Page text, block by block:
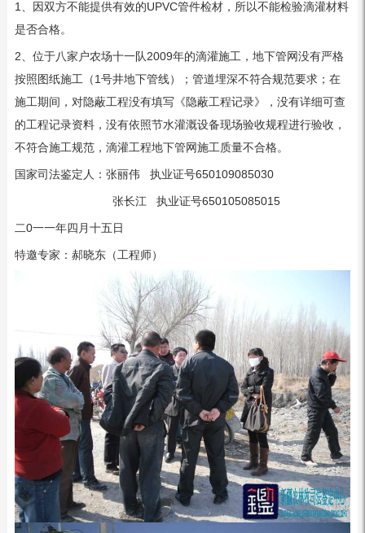
1、因双方不能提供有效的UPVC管件检材，所以不能检验滴灌材料
是否合格。
2、位于八家户农场十一队2009年的滴灌施工，地下管网没有严格
按照图纸施工（1号井地下管线）；管道埋深不符合规范要求；在
施工期间，对隐蔽工程没有填写《隐蔽工程记录》，没有详细可查
的工程记录资料，没有依照节水灌溉设备现场验收规程进行验收，
不符合施工规范，滴灌工程地下管网施工质量不合格。
国家司法鉴定人：张丽伟 执业证号650109085030
张长江 执业证号650105085015
二0一一年四月十五日
特邀专家：郝晓东（工程师）